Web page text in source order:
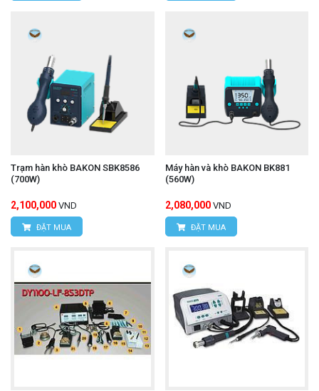
Trạm hàn khò BAKON SBK8586
(700W)
2,100,000 VND
ĐẶT MUA
Máy hàn và khò BAKON BK881
(560W)
2,080,000 VND
ĐẶT MUA